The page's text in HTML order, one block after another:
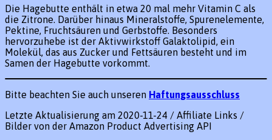
Die Hagebutte enthält in etwa 20 mal mehr Vitamin C als
die Zitrone. Darüber hinaus Mineralstoffe, Spurenelemente,
Pektine, Fruchtsäuren und Gerbstoffe. Besonders
hervorzuhebe ist der Aktivwirkstoff Galaktolipid, ein
Molekül, das aus Zucker und Fettsäuren besteht und im
Samen der Hagebutte vorkommt.
Bitte beachten Sie auch unseren Haftungsausschluss
Letzte Aktualisierung am 2020-11-24 / Affiliate Links /
Bilder von der Amazon Product Advertising API